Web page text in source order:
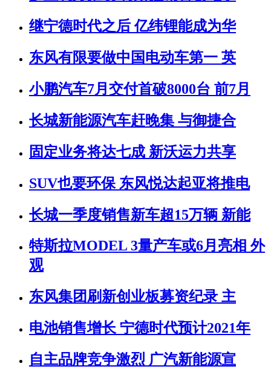
继宁德时代之后 亿纬锂能成为华
东风有限要做中国电动车第一 英
小鹏汽车7月交付首破8000台 前7月
长城新能源汽车赶晚集 与御捷合
固定业务将达七成 新沃运力共享
SUV也要环保 东风悦达起亚将推电
长城一季度销售新车超15万辆 新能
特斯拉MODEL 3量产车或6月亮相 外
观
东风集团刷新创业板募资纪录 主
电池销售增长 宁德时代预计2021年
自主品牌竞争激烈 广汽新能源宣